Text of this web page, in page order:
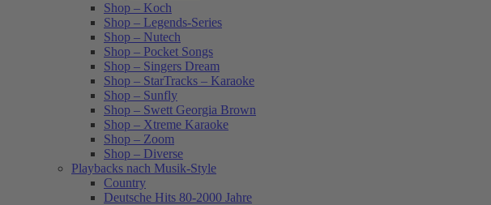
Shop – Koch
Shop – Legends-Series
Shop – Nutech
Shop – Pocket Songs
Shop – Singers Dream
Shop – StarTracks – Karaoke
Shop – Sunfly
Shop – Swett Georgia Brown
Shop – Xtreme Karaoke
Shop – Zoom
Shop – Diverse
Playbacks nach Musik-Style
Country
Deutsche Hits 80-2000 Jahre